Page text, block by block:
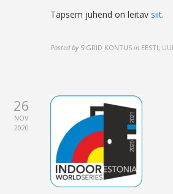
Täpsem juhend on leitav siit.
Posted by SIGRID KONTUS in EESTI,
26
NOV
2020